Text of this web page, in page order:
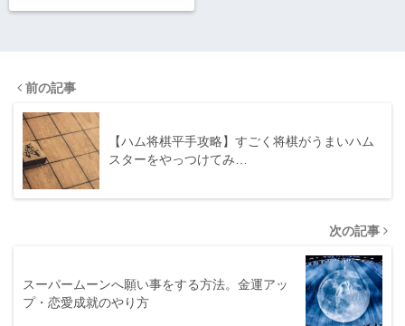
foolish.」を今更振り返る。
前の記事
【ハム将棋平手攻略】すごく将棋がうまいハム
スターをやっつけてみ…
次の記事
スーパームーンへ願い事をする方法。金運アッ
プ・恋愛成就のやり方